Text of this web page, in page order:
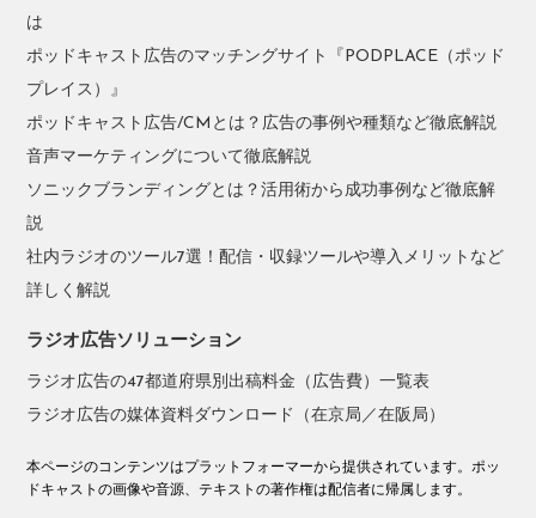
は
ポッドキャスト広告のマッチングサイト『PODPLACE（ポッド
プレイス）』
ポッドキャスト広告/CMとは？広告の事例や種類など徹底解説
音声マーケティングについて徹底解説
ソニックブランディングとは？活用術から成功事例など徹底解
説
社内ラジオのツール7選！配信・収録ツールや導入メリットなど
詳しく解説
ラジオ広告ソリューション
ラジオ広告の47都道府県別出稿料金（広告費）一覧表
ラジオ広告の媒体資料ダウンロード（在京局／在阪局）
本ページのコンテンツはプラットフォーマーから提供されています。ポッ
ドキャストの画像や音源、テキストの著作権は配信者に帰属します。